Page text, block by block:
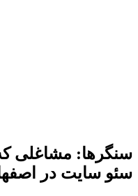
سنگرها: مشاغلی
سئو سایت در